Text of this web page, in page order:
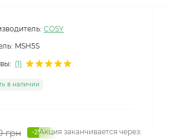
COSY
MSH5S
(1)
в наличии
Акция заканчивается через:
грн -25%